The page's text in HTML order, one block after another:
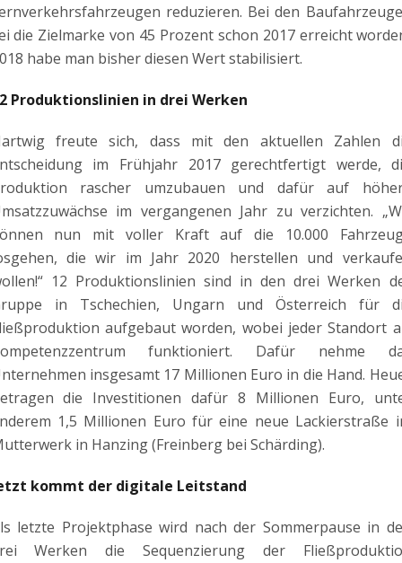
reduzieren. Bei den
die Zielmarke von 45 Prozent schon 2017 erreicht
habe man bisher diesen Wert stabilisiert.
Produktionslinien in drei Werken
freute sich, dass mit den aktuellen Zahlen
im Frühjahr 2017 gerechtfertigt werde,
rascher umzubauen und dafür auf
im vergangenen Jahr zu verzichten.
nun mit voller Kraft auf die 10.000
die wir im Jahr 2020 herstellen und
12 Produktionslinien sind in den drei Werken
in Tschechien, Ungarn und Österreich für
aufgebaut worden, wobei jeder Standort
funktioniert. Dafür nehme
insgesamt 17 Millionen Euro in die Hand.
die Investitionen dafür 8 Millionen Euro,
1,5 Millionen Euro für eine neue Lackierstraße
in Hanzing (Freinberg bei Schärding).
kommt der digitale Leitstand
letzte Projektphase wird nach der Sommerpause in
Werken die Sequenzierung der